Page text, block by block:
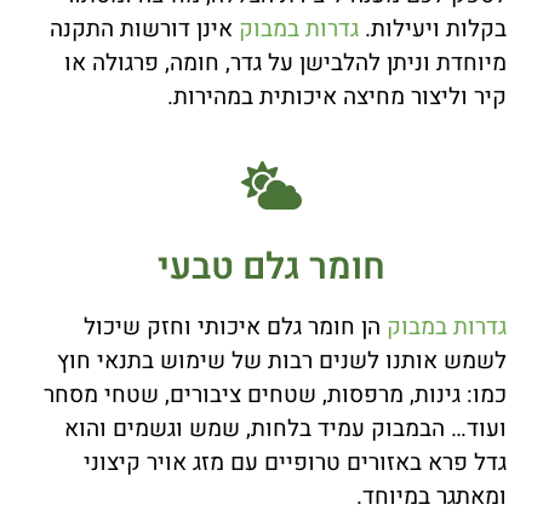
בקלות ויעילות. גדרות במבוק אינן דורשות התקנה
מיוחדת וניתן להלבישן על גדר, חומה, פרגולה או
קיר וליצור מחיצה איכותית במהירות.
חומר גלם טבעי
גדרות במבוק הן חומר גלם איכותי וחזק שיכול
לשמש אותנו לשנים רבות של שימוש בתנאי חוץ
כמו: גינות, מרפסות, שטחים ציבורים, שטחי מסחר
ועוד… הבמבוק עמיד בלחות, שמש וגשמים והוא
גדל פרא באזורים טרופיים עם מזג אויר קיצוני
ומאתגר במיוחד.